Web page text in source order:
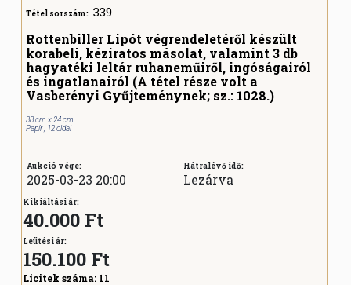
Tétel sorszám: 339
Rottenbiller Lipót végrendeletéről készült
korabeli, kéziratos másolat, valamint 3 db
hagyatéki leltár ruhaneműiről, ingóságairól
és ingatlanairól (A tétel része volt a
Vasberényi Gyűjteménynek; sz.: 1028.)
38 cm x 24 cm
Papír , 12 oldal
Aukció vége:
2025-03-23 20:00
Hátralévő idő:
Lezárva
Kikiáltási ár:
40.000 Ft
Leütési ár:
150.100 Ft
Licitek száma: 11